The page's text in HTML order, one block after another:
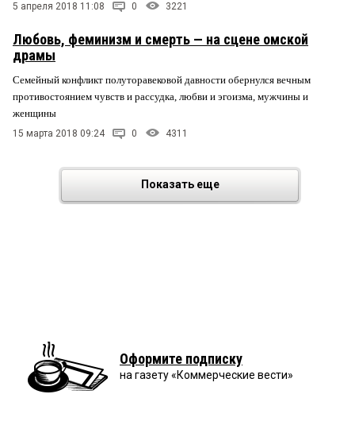
5 апреля 2018 11:08 0 3221
Любовь, феминизм и смерть — на сцене омской
драмы
Семейный конфликт полуторавековой давности обернулся вечным
противостоянием чувств и рассудка, любви и эгоизма, мужчины и
женщины
15 марта 2018 09:24 0 4311
Показать еще
Оформите подписку
на газету «Коммерческие вести»